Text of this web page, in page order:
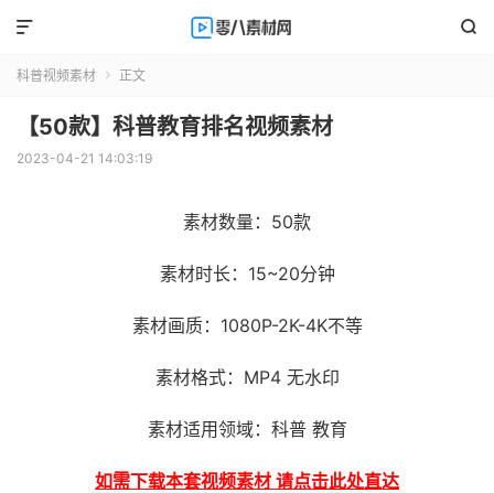


科普视频素材  正文
【50款】科普教育排名视频素材
2023-04-21 14:03:19
素材数量：50款
素材时长：15~20分钟
素材画质：1080P-2K-4K不等
素材格式：MP4 无水印
素材适用领域：科普 教育
如需下载本套视频素材 请点击此处直达